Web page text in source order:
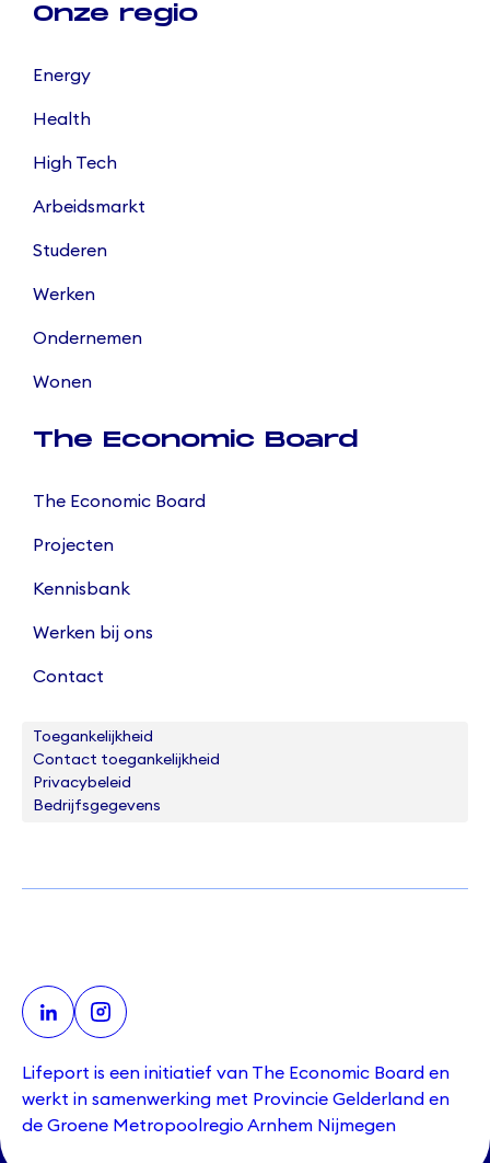
Onze regio
Energy
Health
High Tech
Arbeidsmarkt
Studeren
Werken
Ondernemen
Wonen
The Economic Board
The Economic Board
Projecten
Kennisbank
Werken bij ons
Contact
Toegankelijkheid
Contact toegankelijkheid
Privacybeleid
Bedrijfsgegevens
Lifeport is een initiatief van The Economic Board en
werkt in samenwerking met Provincie Gelderland en
de Groene Metropoolregio Arnhem Nijmegen